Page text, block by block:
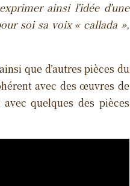
ainsi l’idée d’une
soi sa voix« callada »,
que d’autres pièces du
avec des œuvres de
quelques des pièces